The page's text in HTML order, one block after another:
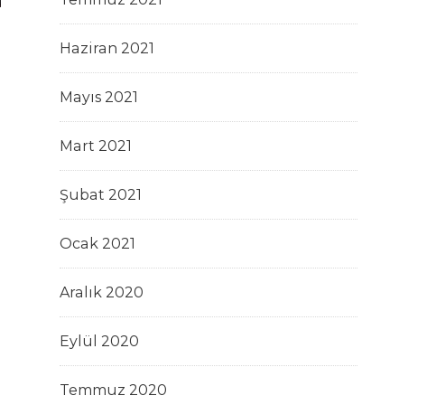
Haziran 2021
Mayıs 2021
Mart 2021
Şubat 2021
Ocak 2021
Aralık 2020
Eylül 2020
Temmuz 2020